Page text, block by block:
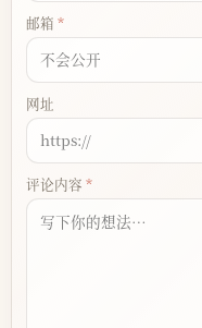
邮箱
网址
评论内容